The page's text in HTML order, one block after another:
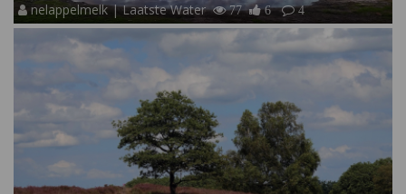
nelappelmelk | Laatste Water 77 6 4